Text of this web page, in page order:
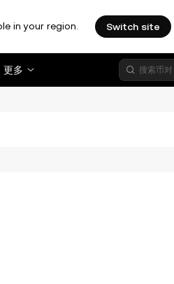
in your region. Switch site
更多